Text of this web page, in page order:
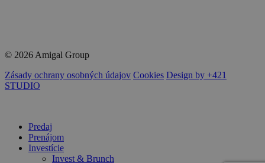
© 2026 Amigal Group
Zásady ochrany osobných údajov Cookies Design by +421
STUDIO
Close
Menu
Predaj
Prenájom
Investície
Invest & Brunch